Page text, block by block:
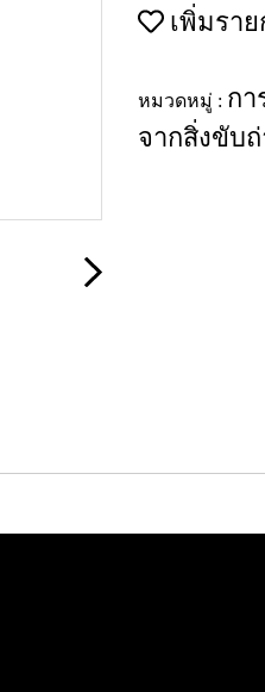
เพิ่มรา
หมวดหมู่ : กา
จากสิ่งขับถ่